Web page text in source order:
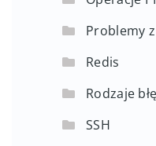
Problemy
Redis
Rodzaje
SSH